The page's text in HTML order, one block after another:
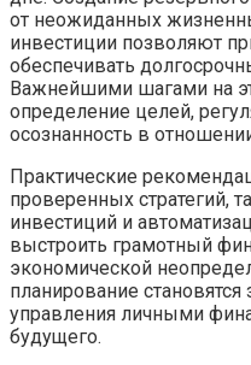
от неожиданных
инвестиции позволяют
обеспечивать
Важнейшими шагами на
определение целей,
осознанность в
Практические
проверенных стратегий,
инвестиций и
выстроить грамотный
экономической
планирование
управления личными
будущего.